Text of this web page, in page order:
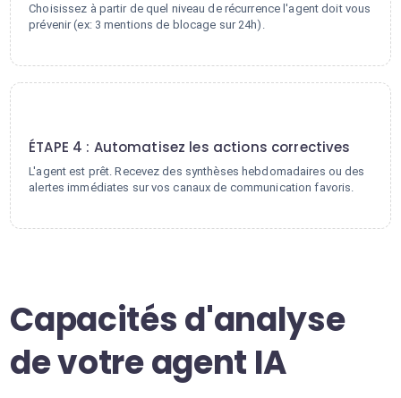
Choisissez à partir de quel niveau de récurrence l'agent doit vous
prévenir (ex: 3 mentions de blocage sur 24h).
ÉTAPE 4 : Automatisez les actions correctives
L'agent est prêt. Recevez des synthèses hebdomadaires ou des
alertes immédiates sur vos canaux de communication favoris.
Capacités d'analyse
de votre agent IA